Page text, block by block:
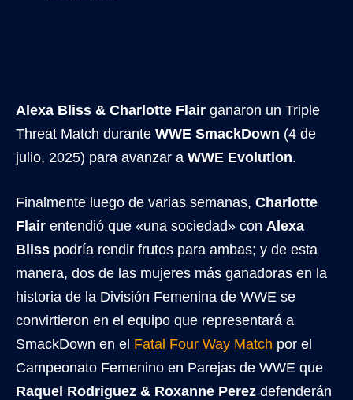
Alexa Bliss & Charlotte Flair ganaron un Triple
Threat Match durante WWE SmackDown (4 de
julio, 2025) para avanzar a WWE Evolution.
Finalmente luego de varias semanas, Charlotte
Flair entendió que «una sociedad» con Alexa
Bliss podría rendir frutos para ambas; y de esta
manera, dos de las mujeres más ganadoras en la
historia de la División Femenina de WWE se
convirtieron en el equipo que representará a
SmackDown en el Fatal Four Way Match por el
Campeonato Femenino en Parejas de WWE que
Raquel Rodriguez & Roxanne Perez defenderán